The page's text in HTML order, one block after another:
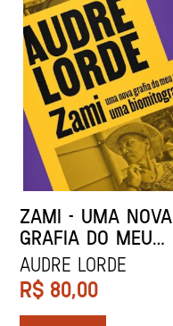
ZAMI - UMA NOVA
GRAFIA DO MEU
NOME UMA
BIOMITOGRAFIA
Audre Lorde
R$ 80,00